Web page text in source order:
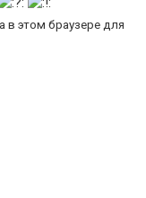
в этом браузере для